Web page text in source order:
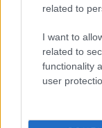
related to
I want to
related to
functionality
user
csökken a